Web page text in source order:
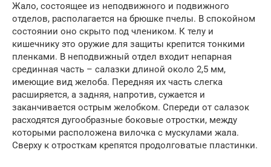
Жало, состоящее из неподвижного и подвижного
отделов, располагается на брюшке пчелы. В спокойном
состоянии оно скрыто под члеником. К телу и
кишечнику это оружие для защиты крепится тонкими
пленками. В неподвижный отдел входит непарная
срединная часть – салазки длиной около 2,5 мм,
имеющие вид желоба. Передняя их часть слегка
расширяется, а задняя, напротив, сужается и
заканчивается острым желобком. Спереди от салазок
расходятся дугообразные боковые отростки, между
которыми расположена вилочка с мускулами жала.
Сверху к отросткам крепятся продолговатые пластинки.